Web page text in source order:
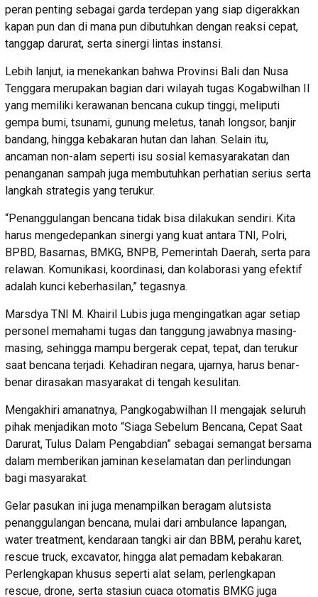
peran penting sebagai garda terdepan yang siap digerakkan
kapan pun dan di mana pun dibutuhkan dengan reaksi cepat,
tanggap darurat, serta sinergi lintas instansi.
Lebih lanjut, ia menekankan bahwa Provinsi Bali dan Nusa
Tenggara merupakan bagian dari wilayah tugas Kogabwilhan II
yang memiliki kerawanan bencana cukup tinggi, meliputi
gempa bumi, tsunami, gunung meletus, tanah longsor, banjir
bandang, hingga kebakaran hutan dan lahan. Selain itu,
ancaman non-alam seperti isu sosial kemasyarakatan dan
penanganan sampah juga membutuhkan perhatian serius serta
langkah strategis yang terukur.
“Penanggulangan bencana tidak bisa dilakukan sendiri. Kita
harus mengedepankan sinergi yang kuat antara TNI, Polri,
BPBD, Basarnas, BMKG, BNPB, Pemerintah Daerah, serta para
relawan. Komunikasi, koordinasi, dan kolaborasi yang efektif
adalah kunci keberhasilan,” tegasnya.
Marsdya TNI M. Khairil Lubis juga mengingatkan agar setiap
personel memahami tugas dan tanggung jawabnya masing-
masing, sehingga mampu bergerak cepat, tepat, dan terukur
saat bencana terjadi. Kehadiran negara, ujarnya, harus benar-
benar dirasakan masyarakat di tengah kesulitan.
Mengakhiri amanatnya, Pangkogabwilhan II mengajak seluruh
pihak menjadikan moto “Siaga Sebelum Bencana, Cepat Saat
Darurat, Tulus Dalam Pengabdian” sebagai semangat bersama
dalam memberikan jaminan keselamatan dan perlindungan
bagi masyarakat.
Gelar pasukan ini juga menampilkan beragam alutsista
penanggulangan bencana, mulai dari ambulance lapangan,
water treatment, kendaraan tangki air dan BBM, perahu karet,
rescue truck, excavator, hingga alat pemadam kebakaran.
Perlengkapan khusus seperti alat selam, perlengkapan
rescue, drone, serta stasiun cuaca otomatis BMKG juga